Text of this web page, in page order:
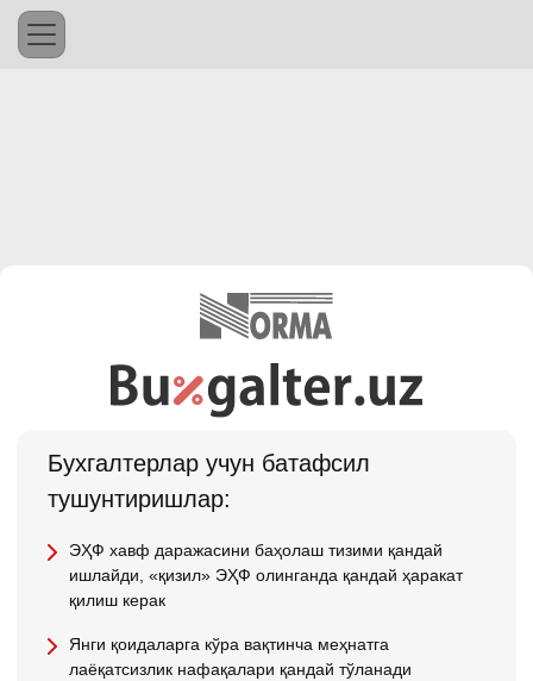
Бухгалтерлар учун батафсил
тушунтиришлар:
ЭҲФ хавф даражасини баҳолаш тизими қандай
ишлайди, «қизил» ЭҲФ олинганда қандай ҳаракат
қилиш керак
Янги қоидаларга кўра вақтинча меҳнатга
лаёқатсизлик нафақалари қандай тўланади